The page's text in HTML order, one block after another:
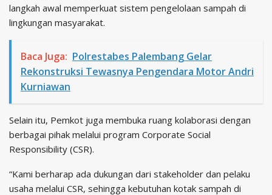
langkah awal memperkuat sistem pengelolaan sampah di
lingkungan masyarakat.
Baca Juga: Polrestabes Palembang Gelar
Rekonstruksi Tewasnya Pengendara Motor Andri
Kurniawan
Selain itu, Pemkot juga membuka ruang kolaborasi dengan
berbagai pihak melalui program Corporate Social
Responsibility (CSR).
“Kami berharap ada dukungan dari stakeholder dan pelaku
usaha melalui CSR, sehingga kebutuhan kotak sampah di